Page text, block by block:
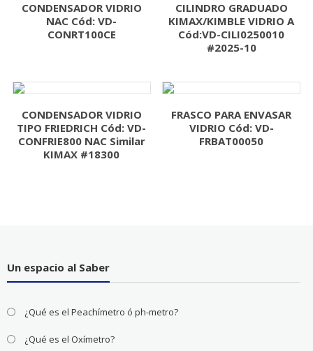
CONDENSADOR VIDRIO
NAC Cód: VD-
CONRT100CE
CILINDRO GRADUADO
KIMAX/KIMBLE VIDRIO A
Cód:VD-CILI0250010
#2025-10
CONDENSADOR VIDRIO
TIPO FRIEDRICH Cód: VD-
CONFRIE800 NAC Similar
KIMAX #18300
FRASCO PARA ENVASAR
VIDRIO Cód: VD-
FRBAT00050
Un espacio al Saber
¿Qué es el Peachímetro ó ph-metro?
¿Qué es el Oxímetro?